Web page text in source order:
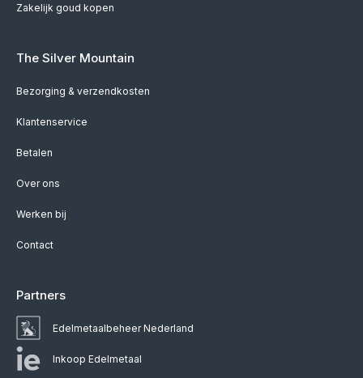
Zakelijk goud kopen
The Silver Mountain
Bezorging & verzendkosten
Klantenservice
Betalen
Over ons
Werken bij
Contact
Partners
Edelmetaalbeheer Nederland
Inkoop Edelmetaal